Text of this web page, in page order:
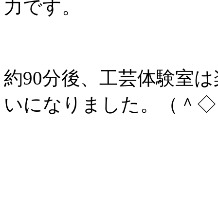
力です。
約90分後、工芸体験室
いになりました。（＾